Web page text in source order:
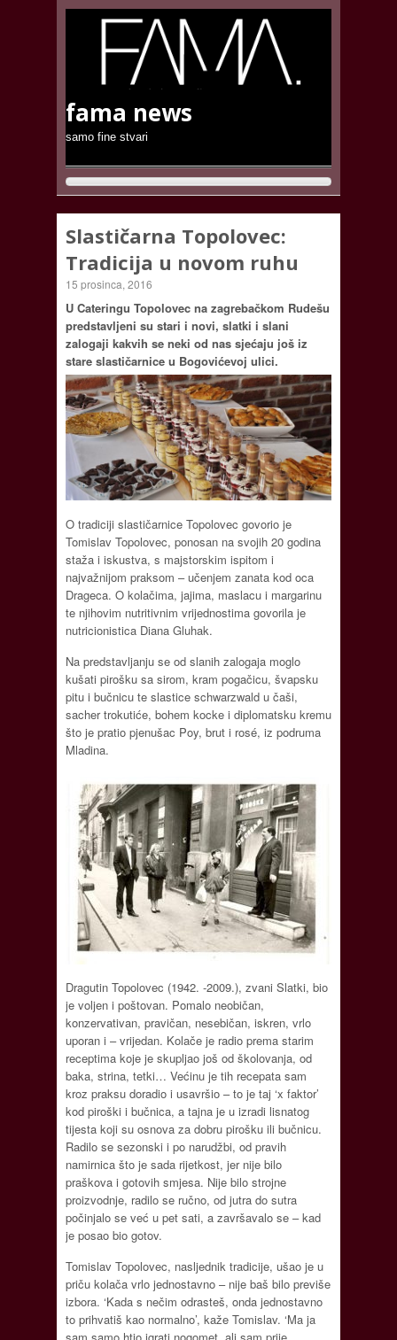
fama news
samo fine stvari
Slastičarna Topolovec:
Tradicija u novom ruhu
15 prosinca, 2016
U Cateringu Topolovec na zagrebačkom Rudešu
predstavljeni su stari i novi, slatki i slani
zalogaji kakvih se neki od nas sjećaju još iz
stare slastičarnice u Bogovićevoj ulici.
O tradiciji slastičarnice Topolovec govorio je
Tomislav Topolovec, ponosan na svojih 20 godina
staža i iskustva, s majstorskim ispitom i
najvažnijom praksom – učenjem zanata kod oca
Drageca. O kolačima, jajima, maslacu i margarinu
te njihovim nutritivnim vrijednostima govorila je
nutricionistica Diana Gluhak.
Na predstavljanju se od slanih zalogaja moglo
kušati pirošku sa sirom, kram pogačicu, švapsku
pitu i bučnicu te slastice schwarzwald u čaši,
sacher trokutiće, bohem kocke i diplomatsku kremu
što je pratio pjenušac Poy, brut i rosé, iz podruma
Mladina.
Dragutin Topolovec (1942. -2009.), zvani Slatki, bio
je voljen i poštovan. Pomalo neobičan,
konzervativan, pravičan, nesebičan, iskren, vrlo
uporan i – vrijedan. Kolače je radio prema starim
receptima koje je skupljao još od školovanja, od
baka, strina, tetki… Većinu je tih recepata sam
kroz praksu doradio i usavršio – to je taj ‘x faktor’
kod piroški i bučnica, a tajna je u izradi lisnatog
tijesta koji su osnova za dobru pirošku ili bučnicu.
Radilo se sezonski i po narudžbi, od pravih
namirnica što je sada rijetkost, jer nije bilo
praškova i gotovih smjesa. Nije bilo strojne
proizvodnje, radilo se ručno, od jutra do sutra
počinjalo se već u pet sati, a završavalo se – kad
je posao bio gotov.
Tomislav Topolovec, nasljednik tradicije, ušao je u
priču kolača vrlo jednostavno – nije baš bilo previše
izbora. ‘Kada s nečim odrasteš, onda jednostavno
to prihvatiš kao normalno’, kaže Tomislav. ‘Ma ja